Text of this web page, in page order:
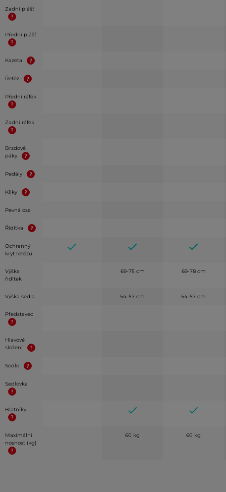
Zadní plášť
Přední plášť
Kazeta
Řetěz
Přední ráfek
Zadní ráfek
Brzdové
páky
Pedály
Kliky
Pevná osa
Řídítka
Ochranný
kryt řetězu
Výška
řidítek
69-75 cm 69-78 cm
Výška sedla 54-57 cm 54-57 cm
Představec
Hlavové
složení
Sedlo
Sedlovka
Blatníky
Maximální
nosnost (kg)
60 kg 60 kg